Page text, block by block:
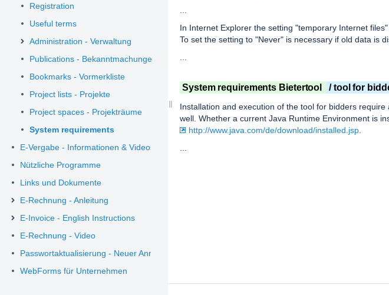
Registration
Useful terms
Administration - Verwaltung
Publications - Bekanntmachungen
Bookmarks - Vormerkliste
Project lists - Projekte
Project spaces - Projekträume
System requirements
E-Vergabe - Informationen & Videos
Nützliche Programme
Links und Dokumente
E-Rechnung - Anleitung
E-Invoice - English Instructions
E-Rechnung - Video
Passwortaktualisierung - Neuer Anmeldeprozess
WebForms für Unternehmen
In Internet Explorer the setting "temporary Internet
To set the setting to "Never" is necessary if old data is
System requirements Bietertool / tool for
Installation and execution of the tool for bidders
well. Whether a current Java Runtime Environment is
http://www.java.com/de/download/installed.jsp